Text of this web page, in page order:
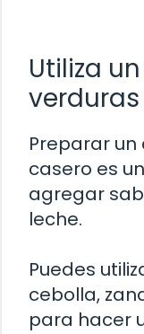
Utiliza
Preparar
casero es
agregar
leche.
Puedes
cebolla,
para hacer